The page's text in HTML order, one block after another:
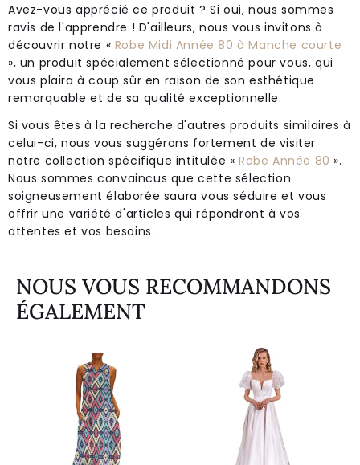
Avez-vous apprécié ce produit ? Si oui, nous sommes
ravis de l'apprendre ! D'ailleurs, nous vous invitons à
découvrir notre « Robe Midi Année 80 à Manche courte
», un produit spécialement sélectionné pour vous, qui
vous plaira à coup sûr en raison de son esthétique
remarquable et de sa qualité exceptionnelle.
Si vous êtes à la recherche d'autres produits similaires à
celui-ci, nous vous suggérons fortement de visiter
notre collection spécifique intitulée «Robe Année 80 ».
Nous sommes convaincus que cette sélection
soigneusement élaborée saura vous séduire et vous
offrir une variété d'articles qui répondront à vos
attentes et vos besoins.
NOUS VOUS RECOMMANDONS
ÉGALEMENT